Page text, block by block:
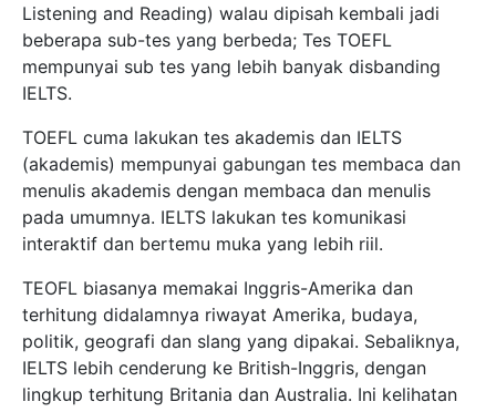
Listening and Reading) walau dipisah kembali jadi
beberapa sub-tes yang berbeda; Tes TOEFL
mempunyai sub tes yang lebih banyak disbanding
IELTS.
TOEFL cuma lakukan tes akademis dan IELTS
(akademis) mempunyai gabungan tes membaca dan
menulis akademis dengan membaca dan menulis
pada umumnya. IELTS lakukan tes komunikasi
interaktif dan bertemu muka yang lebih riil.
TEOFL biasanya memakai Inggris-Amerika dan
terhitung didalamnya riwayat Amerika, budaya,
politik, geografi dan slang yang dipakai. Sebaliknya,
IELTS lebih cenderung ke British-Inggris, dengan
lingkup terhitung Britania dan Australia. Ini kelihatan